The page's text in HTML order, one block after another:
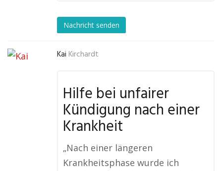
Nachricht senden
Kai Kirchardt
Hilfe bei unfairer
Kündigung nach einer
Krankheit
„Nach einer längeren
Krankheitsphase wurde ich